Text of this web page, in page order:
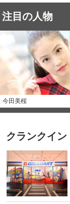
注目の人物
今田美桜
クランクイ